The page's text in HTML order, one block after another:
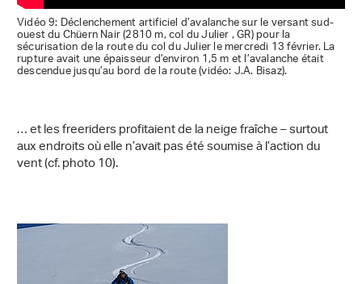
Vidéo 9: Déclenchement artificiel d’avalanche sur le versant sud-
ouest du Chüern Nair (2810 m, col du Julier , GR) pour la
sécurisation de la route du col du Julier le mercredi 13 février. La
rupture avait une épaisseur d’environ 1,5 m et l’avalanche était
descendue jusqu’au bord de la route (vidéo: J.A. Bisaz).
… et les freeriders profitaient de la neige fraîche – surtout
aux endroits où elle n’avait pas été soumise à l’action du
vent (cf. photo 10).